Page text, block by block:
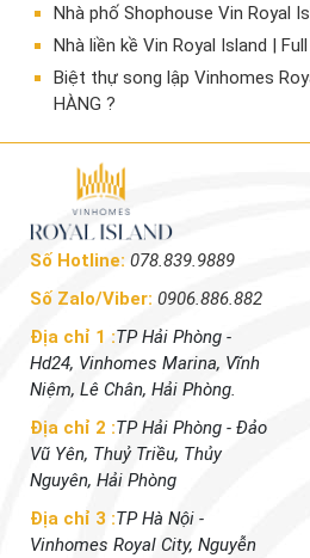
Nhà phố Shophouse Vin Royal
Nhà liền kề Vin Royal Island |
​Biệt thự song lập Vinhomes
HÀNG ?
Số Hotline: 078.839.9889
Số Zalo/Viber: 0906.886.882
Địa chỉ 1 :TP Hải Phòng -
Hd24, Vinhomes Marina, Vĩnh
Niệm, Lê Chân, Hải Phòng.
Địa chỉ 2 :TP Hải Phòng - Đảo
Vũ Yên, Thuỷ Triều, Thủy
Nguyên, Hải Phòng
Địa chỉ 3 :TP Hà Nội -
Vinhomes Royal City, Nguyễn